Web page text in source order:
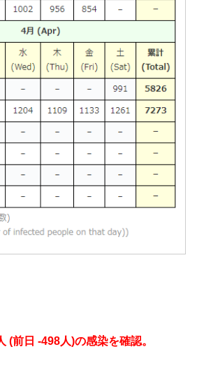
(前日 -498人)の感染を確認。